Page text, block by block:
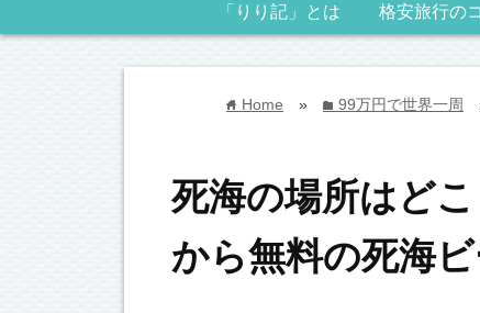
「りり記」とは 格安旅行の
home Home » folder 99万円で世界一周
死海の場所はど
から無料の死海